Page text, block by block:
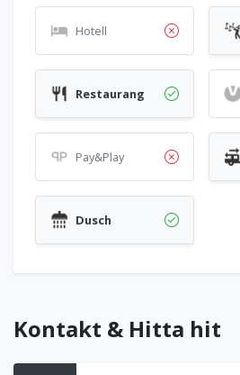
Hotell
Restaurang
Pay&Play
Dusch
Kontakt & Hitta hit